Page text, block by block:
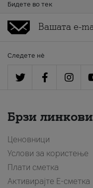
Бидете во тек
Следете нè
Брзи линкови
Ценовници
Услови за користење
Плати сметка
Активирајте Е-сметка